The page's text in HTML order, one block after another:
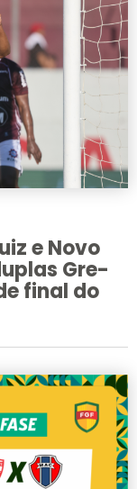
e Novo
Gre-
final do